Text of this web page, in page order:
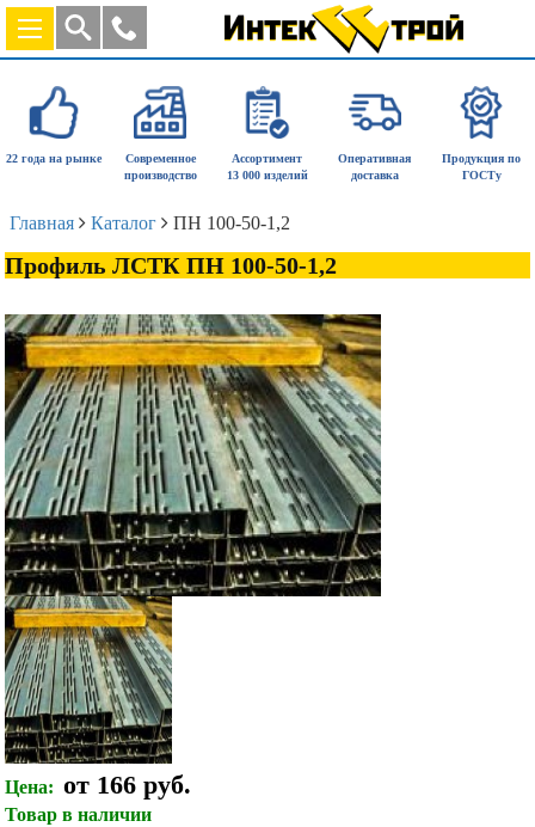
22 года на рынке
Современное
производство
Ассортимент
13 000 изделий
Оперативная
доставка
Продукция по
ГОСТу
Главная Каталог ПН 100-50-1,2
Профиль ЛСТК ПН 100-50-1,2
Цена: от 166 руб.
Товар в наличии